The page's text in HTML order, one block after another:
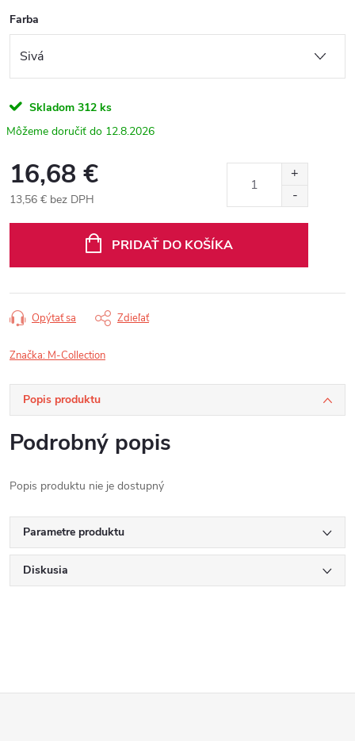
Farba
Skladom 312 ks
12.8.2026
16,68 €
13,56 € bez DPH
PRIDAŤ DO KOŠÍKA
Opýtať sa Zdieľať
Značka: M-Collection
Popis produktu
Podrobný popis
Popis produktu nie je dostupný
Parametre produktu
Diskusia